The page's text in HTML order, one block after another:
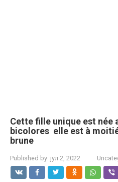
Cette fille unique est née
bicolores elle est à
brune
Published by: јул 2, 2022